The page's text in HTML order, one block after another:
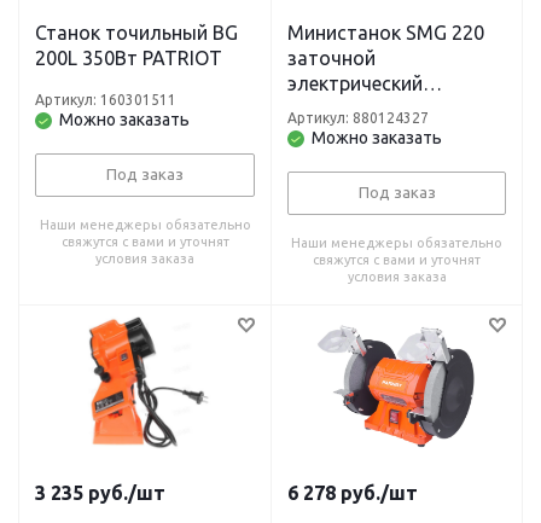
Станок точильный BG
200L 350Вт PATRIOT
Можно заказать
Артикул: 160301511
Под заказ
Наши менеджеры обязательно
свяжутся с вами и уточнят
условия заказа
Министанок SMG 220
заточной
электрический
PATRIOT
Можно заказать
Артикул: 880124327
Под заказ
Наши менеджеры обязательно
свяжутся с вами и уточнят
условия заказа
3 235 руб./шт 6 278 руб./шт